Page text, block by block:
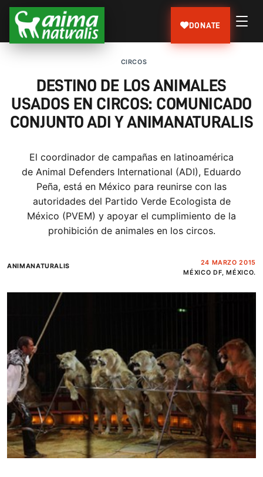
DONATE
CIRCOS
DESTINO DE LOS ANIMALES
USADOS EN CIRCOS: COMUNICADO
CONJUNTO ADI Y ANIMANATURALIS
El coordinador de campañas en latinoamérica
de Animal Defenders International (ADI), Eduardo
Peña, está en México para reunirse con las
autoridades del Partido Verde Ecologista de
México (PVEM) y apoyar el cumplimiento de la
prohibición de animales en los circos.
ANIMANATURALIS
24 MARZO 2015
MÉXICO DF, MÉXICO.